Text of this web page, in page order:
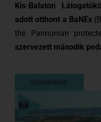
Kis-Balaton
adott otthont a BaNEx
the Pannonian
szervezett második
Einzelheiten
Einzelheiten